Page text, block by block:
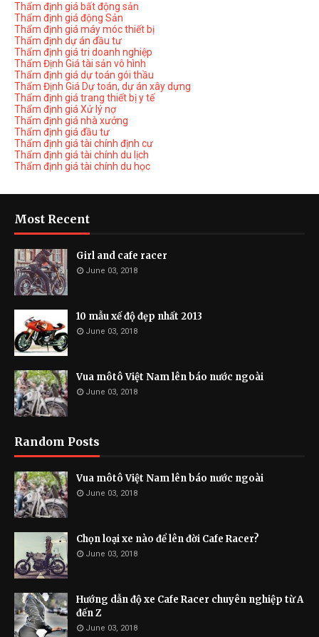
Thẩm định giá bất động sản
Thẩm định giá động Sản
Thẩm định giá máy móc thiết bị
Thẩm định dự án đầu tư
Thẩm định giá tri doanh nghiệp
Thẩm Định Giá tài sản vô hình
Thẩm định giá dự toán gói thầu
Thẩm Định Giá Dự toán, dự án xây dựng
Thẩm định giá trang thiết bị y tế
Thẩm định giá Xử lý nợ
Thẩm định giá nhà xưởng
Thẩm định giá đầu tư
Thẩm định giá tài chính định cư
Thẩm định giá tài chính du lịch
Thẩm định giá tài chính du học
Most Recent
Girl and cafe racer
June 03, 2018
10 mẫu xế độ đẹp nhất 2013
June 03, 2018
Vua môtô Việt Nam lên báo nước ngoài
June 03, 2018
Random Posts
Vua môtô Việt Nam lên báo nước ngoài
June 03, 2018
Chọn loại xe nào để lên đời Cafe Racer?
June 03, 2018
Hướng dẫn độ xe Cafe Racer chuyên nghiệp từ A
đến Z
June 03, 2018